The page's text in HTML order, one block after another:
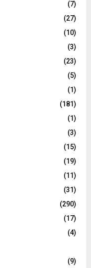
(7)
(27)
(10)
(3)
(23)
(5)
(1)
(181)
(1)
(3)
(15)
(19)
(11)
(31)
(290)
(17)
(4)
(9)